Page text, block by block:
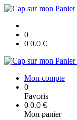
0
0 0.0 €
Mon compte
0
Favoris
0 0.0 €
Mon panier